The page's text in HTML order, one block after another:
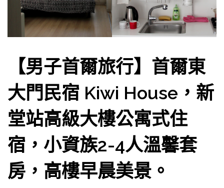
【男子首爾旅行】首爾東
大門民宿 Kiwi House，新
堂站高級大樓公寓式住
宿，小資族2-4人溫馨套
房，高樓早晨美景。